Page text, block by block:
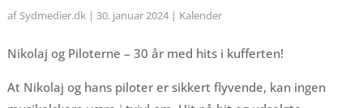
af Sydmedier.dk| 30. januar 2024| Kalender
Nikolaj og Piloterne – 30 år med hits i kufferten!
At Nikolaj og hans piloter er sikkert flyvende, kan ingen